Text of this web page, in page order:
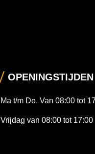
OPENINGSTIJDEN
Ma t/m Do. Van 08:00 tot
Vrijdag van 08:00 tot 17:00